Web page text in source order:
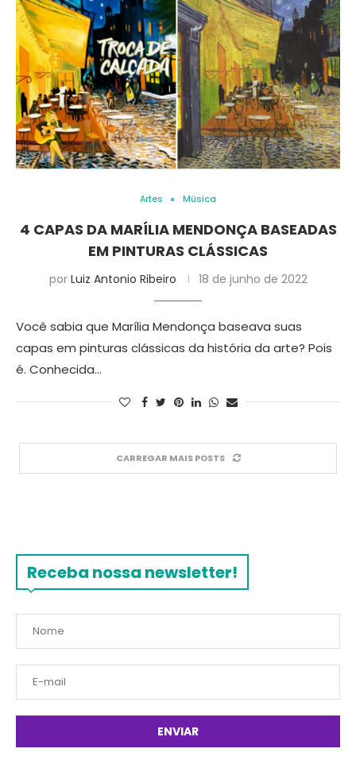
Artes Música
4 CAPAS DA MARÍLIA MENDONÇA BASEADAS
EM PINTURAS CLÁSSICAS
por Luiz Antonio Ribeiro 18 de junho de 2022
Você sabia que Marília Mendonça baseava suas
capas em pinturas clássicas da história da arte? Pois
é. Conhecida…
CARREGAR MAIS POSTS
Receba nossa newsletter!